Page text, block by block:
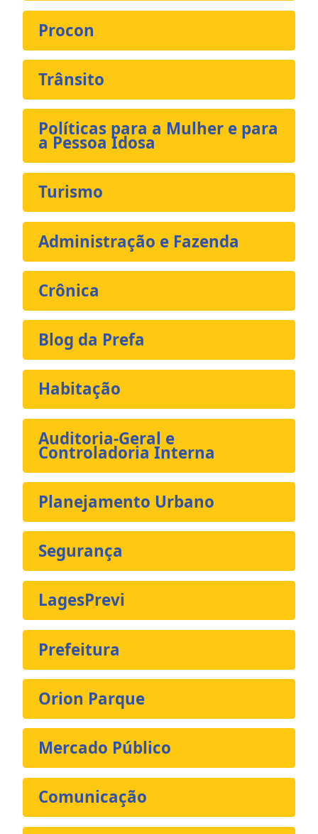
Procon
Trânsito
Políticas para a Mulher e para
a Pessoa Idosa
Turismo
Administração e Fazenda
Crônica
Blog da Prefa
Habitação
Auditoria-Geral e
Controladoria Interna
Planejamento Urbano
Segurança
LagesPrevi
Prefeitura
Orion Parque
Mercado Público
Comunicação